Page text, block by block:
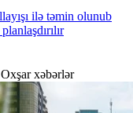
ilə təmin olunub
Oxşar xəbərlər